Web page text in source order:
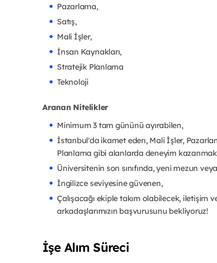
Pazarlama,
Satış,
Mali İşler,
İnsan Kaynakları,
Stratejik Planlama
Teknoloji
Aranan Nitelikler
Minimum 3 tam gününü ayırabilen,
İstanbul'da ikamet eden, Mali İşler,
Planlama gibi alanlarda deneyim
Üniversitenin son sınıfında, yeni mezun
İngilizce seviyesine güvenen,
Çalışacağı ekiple takım olabilecek,
arkadaşlarımızın başvurusunu bekliyoruz!
İşe Alım Süreci